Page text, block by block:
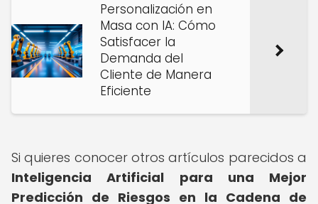
Personalización en
Masa con IA: Cómo
Satisfacer la
Demanda del
Cliente de Manera
Eficiente
Si quieres conocer otros artículos parecidos a
Inteligencia Artificial para una Mejor
Predicción de Riesgos en la Cadena de